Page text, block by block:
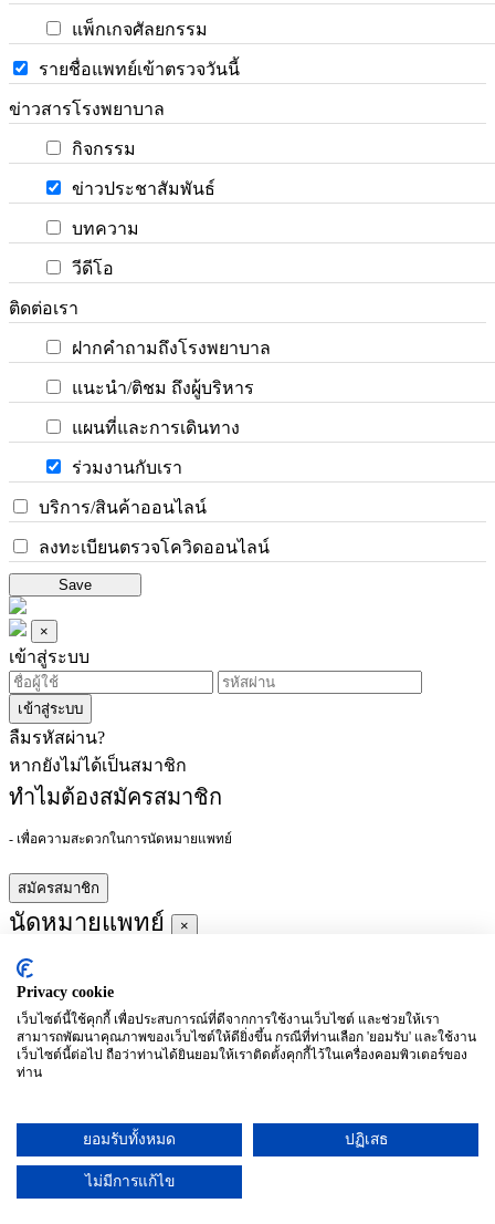
แพ็กเกจศัลยกรรม
รายชื่อแพทย์เข้าตรวจวันนี้
ข่าวสารโรงพยาบาล
กิจกรรม
ข่าวประชาสัมพันธ์
บทความ
วีดีโอ
ติดต่อเรา
ฝากคำถามถึงโรงพยาบาล
แนะนำ/ติชม ถึงผู้บริหาร
แผนที่และการเดินทาง
ร่วมงานกับเรา
บริการ/สินค้าออนไลน์
ลงทะเบียนตรวจโควิดออนไลน์
Save
×
เข้าสู่ระบบ
เข้าสู่ระบบ
ลืมรหัสผ่าน?
หากยังไม่ได้เป็นสมาชิก
ทำไมต้องสมัครสมาชิก
- เพื่อความสะดวกในการนัดหมายแพทย์
สมัครสมาชิก
นัดหมายแพทย์ ×
ผู้ชำนาญการ
ประจำ :
อาทิตย์
จันทร์
(27/09)
อังคาร
(28/09)
พุธ
พฤหัสบดี
ศุกร์
เสาร์
Privacy cookie
เว็บไซต์นี้ใช้คุกกี้ เพื่อประสบการณ์ที่ดีจากการใช้งานเว็บไซต์ และช่วยให้เรา
สามารถพัฒนาคุณภาพของเว็บไซต์ให้ดียิ่งขึ้น กรณีที่ท่านเลือก 'ยอมรับ' และใช้งาน
เว็บไซต์นี้ต่อไป ถือว่าท่านได้ยินยอมให้เราติดตั้งคุกกี้ไว้ในเครื่องคอมพิวเตอร์ของ
ท่าน
ยอมรับทั้งหมด ปฏิเสธ
ไม่มีการแก้ไข